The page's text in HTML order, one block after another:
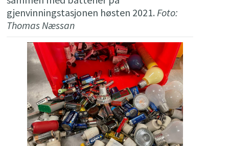
gjenvinningstasjonen høsten 2021. Foto:
Thomas Næssan